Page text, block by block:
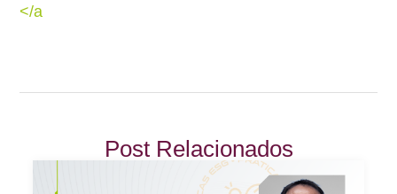
</a
Post Relacionados